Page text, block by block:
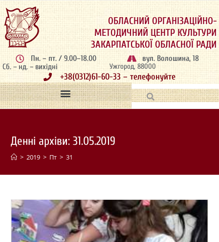
ОБЛАСНИЙ ОРГАНІЗАЦІЙНО-
МЕТОДИЧНИЙ ЦЕНТР КУЛЬТУРИ
ЗАКАРПАТСЬКОЇ ОБЛАСНОЇ РАДИ
Пн. – пт. / 9.00–18.00
Сб. – нд. – вихідні
вул. Волошина, 18
Ужгород, 88000
+38(0312)61-60-33 – телефонуйте
Денні архіви: 31.05.2019
> 2019 > Пт > 31